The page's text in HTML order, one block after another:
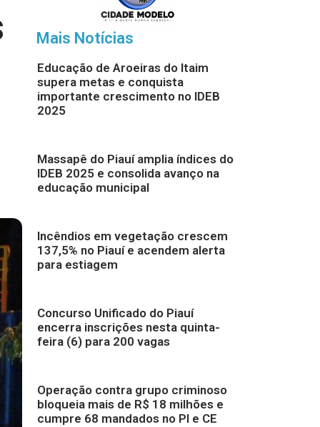
Mais Notícias
Educação de Aroeiras do Itaim
supera metas e conquista
importante crescimento no IDEB
2025
Massapê do Piauí amplia índices do
IDEB 2025 e consolida avanço na
educação municipal
Incêndios em vegetação crescem
137,5% no Piauí e acendem alerta
para estiagem
Concurso Unificado do Piauí
encerra inscrições nesta quinta-
feira (6) para 200 vagas
Operação contra grupo criminoso
bloqueia mais de R$ 18 milhões e
cumpre 68 mandados no PI e CE